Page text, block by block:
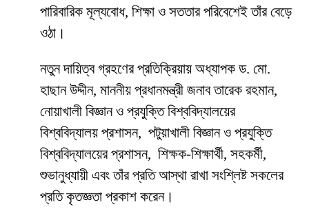
পারিবারিক মূল্যবোধ, শিক্ষা ও সততার পরিবেশেই তাঁর বেড়ে
ওঠা।
নতুন দায়িত্ব গ্রহণের প্রতিক্রিয়ায় অধ্যাপক ড. মো.
হাছান উদ্দীন, মাননীয় প্রধানমন্ত্রী জনাব তারেক রহমান,
নোয়াখালী বিজ্ঞান ও প্রযুক্তি বিশ্ববিদ্যালয়ের
বিশ্ববিদ্যালয় প্রশাসন, পটুয়াখালী বিজ্ঞান ও প্রযুক্তি
বিশ্ববিদ্যালয়ের প্রশাসন, শিক্ষক-শিক্ষার্থী, সহকর্মী,
শুভানুধ্যায়ী এবং তাঁর প্রতি আস্থা রাখা সংশ্লিষ্ট সকলের
প্রতি কৃতজ্ঞতা প্রকাশ করেন।